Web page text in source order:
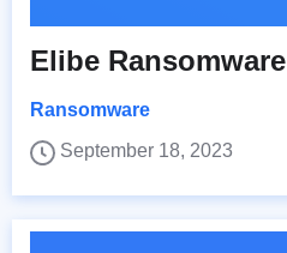
Elibe Ransomware
Ransomware
September 18, 2023